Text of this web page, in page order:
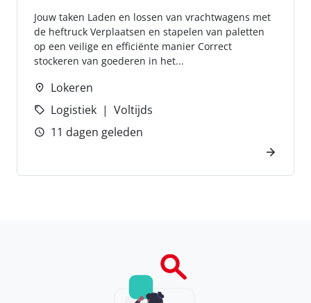
Jouw taken Laden en lossen van vrachtwagens met
de heftruck Verplaatsen en stapelen van paletten
op een veilige en efficiënte manier Correct
stockeren van goederen in het...
Lokeren
Logistiek
Voltijds
11 dagen geleden